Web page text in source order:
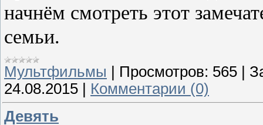
начнём смотреть этот
семьи.
Мультфильмы | Просмотров: 565 |
24.08.2015 | Комментарии (0)
Девять